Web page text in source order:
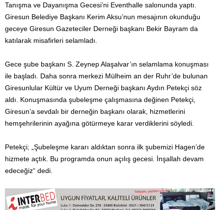
Tanışma ve Dayanışma Gecesi’ni Eventhalle salonunda yaptı.
Giresun Belediye Başkanı Kerim Aksu’nun mesajının okunduğu
geceye Giresun Gazeteciler Derneği başkanı Bekir Bayram da
katılarak misafirleri selamladı.
Gece şube başkanı S. Zeynep Alaşalvar’ın selamlama konuşması
ile başladı. Daha sonra merkezi Mülheim an der Ruhr’de bulunan
Giresunlular Kültür ve Uyum Derneği başkanı Aydın Petekçi söz
aldı. Konuşmasında şubeleşme çalışmasına değinen Petekçi,
Giresun’a sevdalı bir derneğin başkanı olarak, hizmetlerini
hemşehrilerinin ayağına götürmeye karar verdiklerini söyledi.
Petekçi; „Şubeleşme kararı aldıktan sonra ilk şubemizi Hagen’de
hizmete açtık. Bu programda onun açılış gecesi. İnşallah devam
edeceğiz“ dedi.